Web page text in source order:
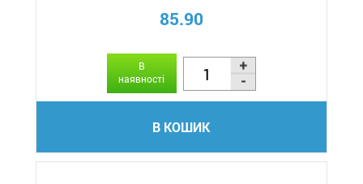
85.90
В
наявності
В КОШИК